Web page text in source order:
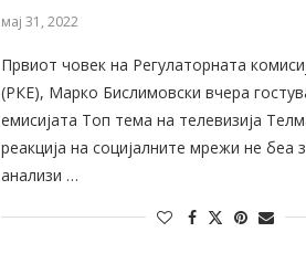
мај 31, 2022
Првиот човек на Регулаторната
(РКЕ), Марко Бислимовски вчера
емисијата Топ тема на телевизија
реакција на социјалните мрежи не беа
анализи …